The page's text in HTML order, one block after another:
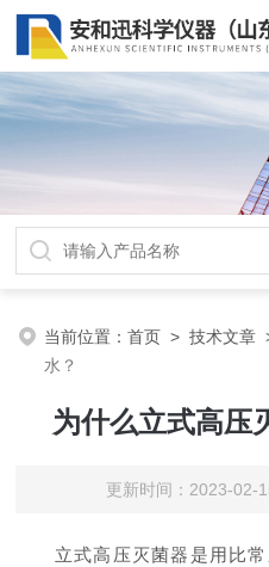
当前位置：首页 >技术文章
水？
为什么立式高压
更新时间：2023-
立式高压灭菌器是用比常